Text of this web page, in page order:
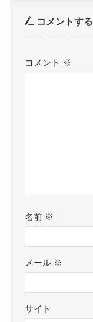
コメントする
コメント ※
名前 ※
メール ※
サイト